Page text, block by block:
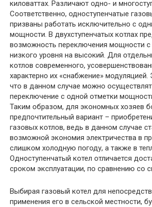
киловаттах. Различают одно- и
Соответственно, одноступенчатые
призваны работать исключительно с
мощности. В двухступенчатых котлах
возможность переключения мощности с
низкого уровня на высокий. Для
котлов современного,
характерно их «снабжение» модуляцией.
что в данном случае можно
переключение с одной отметки
Таким образом, для экономных хозяев
предпочтительный вариант –
газовых котлов, ведь в данном случае
возможной экономия электричества в
слишком холодную погоду, а также в
Одноступенчатый котел отличается
сроком эксплуатации, по сравнению со
Выбирая газовый котел для
применения его в сельской местности,